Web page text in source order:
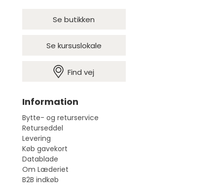
Se butikken
Se kursuslokale
Find vej
Information
Bytte- og returservice
Returseddel
Levering
Køb gavekort
Datablade
Om Læderiet
B2B indkøb